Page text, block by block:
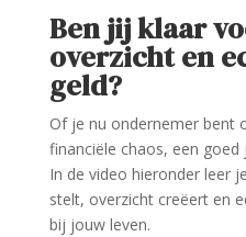
Ben jij klaar
overzicht en
geld?
Of je nu ondernemer bent
financiële chaos, een goed
In de video hieronder leer
stelt, overzicht creëert en
bij jouw leven.